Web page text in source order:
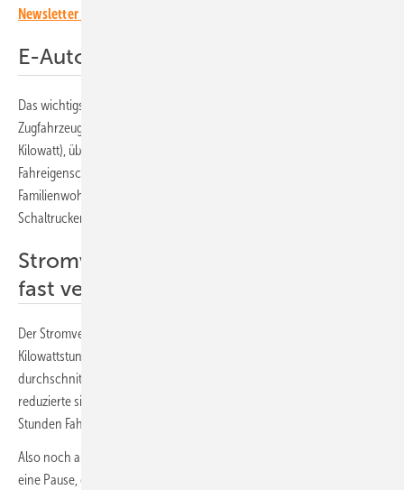
Newsletter an!
E-Auto als Zugfahrzeug bewährt
Das wichtigste Ergebnis: Elektroautos eignen sich sehr gut als
Zugfahrzeug. Das Testfahrzeug, ein Kia EV6 (Allradantrieb mit 239
Kilowatt), überzeugte bei der Vier-Länder-Tour mit besten
Fahreigenschaften. Der Wagen brachte den voll beladenen
Familienwohnwagen mühelos und ohne Motorvibrationen und
Schaltrucken ans Ziel.
Stromverbrauch erwartungsgemäß
fast verdoppelt
Der Stromverbrauch stieg dabei von den sonst üblichen 20
Kilowattstunden für 100 Kilometer erwartungsgemäß auf
durchschnittlich 36,6 Kilowattstunden. Die maximale Reichweite
reduzierte sich von 400 auf rund 220 Kilometer, was zwei bis drei
Stunden Fahrzeit bedeutet.
Also noch ausreichend, denn nach dieser Zeit empfiehlt sich ohnehin
eine Pause, die dann mit einer Ladung an einer Schnellladestation